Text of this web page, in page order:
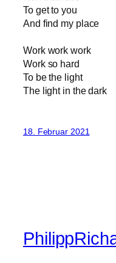
To get to you
And find my place
Work work work
Work so hard
To be the light
The light in the dark
18. Februar 2021